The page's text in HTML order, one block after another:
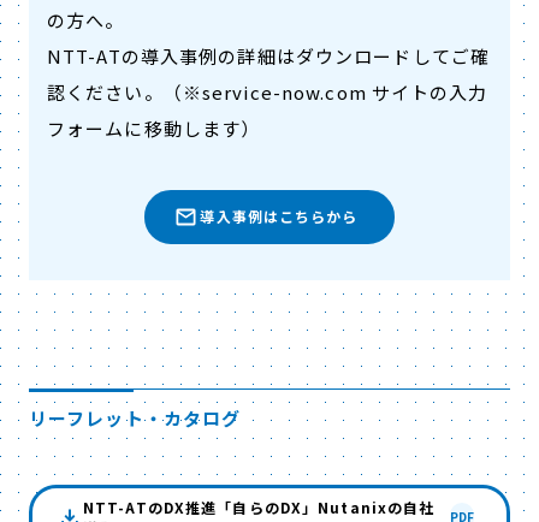
の方へ。
NTT-ATの導入事例の詳細はダウンロードしてご確
認ください。（※service-now.com サイトの入力
フォームに移動します）
導入事例はこちらから
リーフレット・カタログ
NTT-ATのDX推進「自らのDX」Nutanixの自社
PDF